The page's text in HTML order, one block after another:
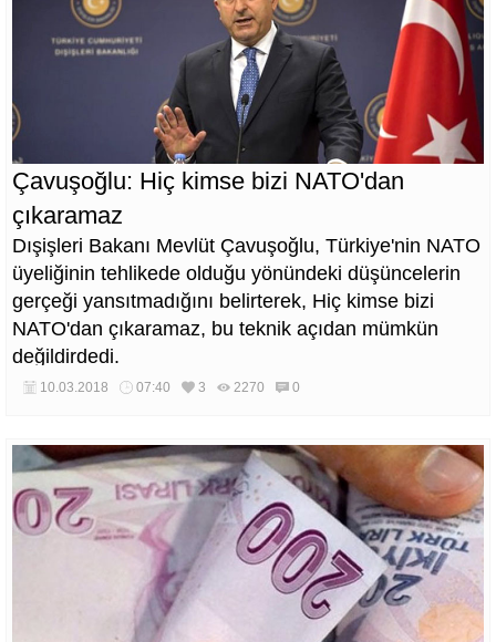
Çavuşoğlu: Hiç kimse bizi NATO'dan
çıkaramaz
Dışişleri Bakanı Mevlüt Çavuşoğlu, Türkiye'nin NATO
üyeliğinin tehlikede olduğu yönündeki düşüncelerin
gerçeği yansıtmadığını belirterek, Hiç kimse bizi
NATO'dan çıkaramaz, bu teknik açıdan mümkün
değildirdedi.
10.03.2018 07:40 3 2270 0